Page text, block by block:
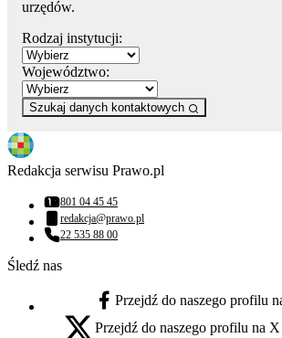
urzędów.
Rodzaj instytucji:
Województwo:
Szukaj danych kontaktowych
Redakcja serwisu Prawo.pl
Numer telefonu:
801 04 45 45
Adres email:
redakcja@prawo.pl
Numer telefonu:
22 535 88 00
Śledź nas
facebook - otwiera się w nowej karcie
Przejdź do naszego profilu
x - otwiera się w nowej karcie
Przejdź do naszego profilu na